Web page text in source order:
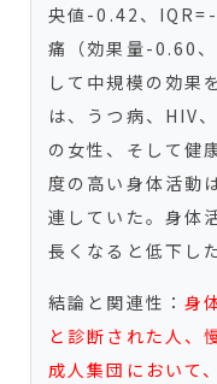
央値-0.42、
痛（効果量-0.60
して中規模の効果
は、うつ病、HIV
の女性、そして健
度の高い身体活動
連していた。身体
長くなると低下した
結論と関連性： 身
と診断された人、
成人集団において